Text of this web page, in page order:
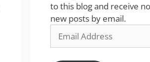
to this blog and receive
new posts by email.
Address